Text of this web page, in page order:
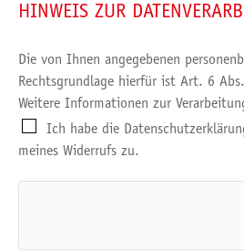
HINWEIS ZUR
Die von Ihnen angegebenen
Rechtsgrundlage hierfür ist Art. 6
Weitere Informationen zur
Ich habe die
meines Widerrufs zu.